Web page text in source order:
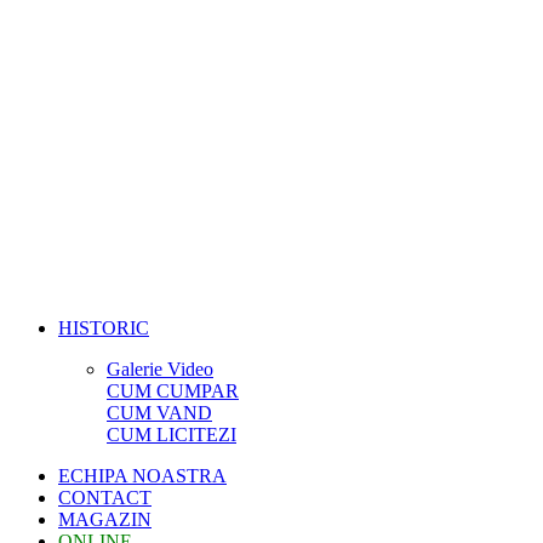
HISTORIC
Galerie Video
CUM CUMPAR
CUM VAND
CUM LICITEZI
ECHIPA NOASTRA
CONTACT
MAGAZIN